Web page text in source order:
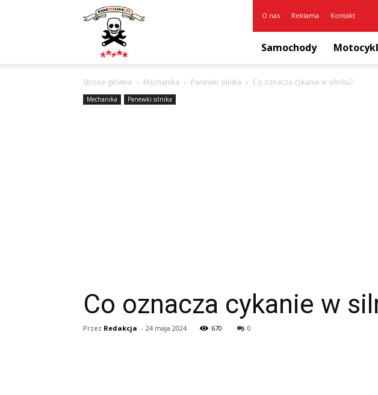
RideToLive.pl
O nas Reklama Kontakt
Samochody
Strona główna Mechanika Panewki silnika Co oznacza cykanie w silniku?
Mechanika Panewki silnika
Co oznacza cykanie w
Przez Redakcja - 24 maja 2024 670 0